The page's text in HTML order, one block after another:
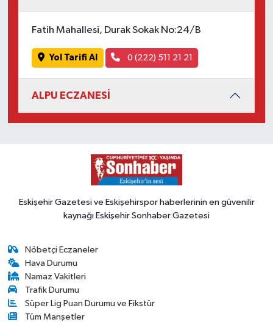
Fatih Mahallesi, Durak Sokak No:24/B
Yol Tarifi Al 0 (222) 511 21 21
ALPU ECZANESİ
Eskişehir Gazetesi ve Eskişehirspor haberlerinin en güvenilir
kaynağı Eskişehir Sonhaber Gazetesi
Nöbetçi Eczaneler
Hava Durumu
Namaz Vakitleri
Trafik Durumu
Süper Lig Puan Durumu ve Fikstür
Tüm Manşetler